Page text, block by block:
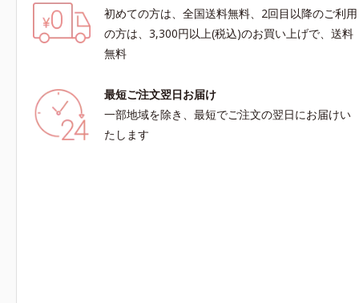
初めての方は、全国送料無料、2回目以降のご利用
の方は、3,300円以上(税込)のお買い上げで、送料
無料
最短ご注文翌日お届け
一部地域を除き、最短でご注文の翌日にお届けい
たします